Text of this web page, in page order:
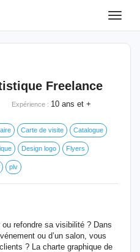
Toggle
Freelance
Expérience : 10 ans et +
Carte de visite Catalogue
Design logo Flyers
plv
refondre sa visibilité ? Dans
ou d’un salon, vous
? La charte graphique de